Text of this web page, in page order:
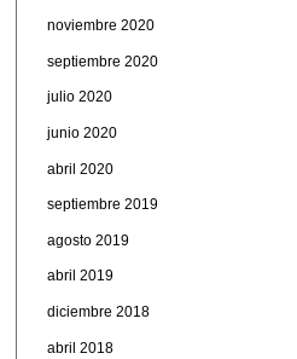
noviembre 2020
septiembre 2020
julio 2020
junio 2020
abril 2020
septiembre 2019
agosto 2019
abril 2019
diciembre 2018
abril 2018